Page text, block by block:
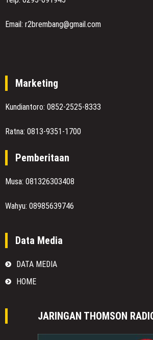
Email: r2brembang@gmail.com
Marketing
Kundiantoro: 0852-2525-8333
Ratna: 0813-9351-1700
Pemberitaan
Musa: 081326303408
Wahyu: 08985639746
Data Media
DATA MEDIA
HOME
JARINGAN THOMSON